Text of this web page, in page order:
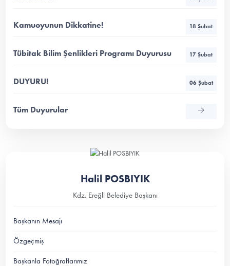
Kamuoyunun Dikkatine! 18 Şubat
Tübitak Bilim Şenlikleri Programı Duyurusu 17 Şubat
DUYURU! 06 Şubat
Tüm Duyurular
Halil POSBIYIK
Kdz. Ereğli Belediye Başkanı
Başkanın Mesajı
Özgeçmiş
Başkanla Fotoğraflarımız